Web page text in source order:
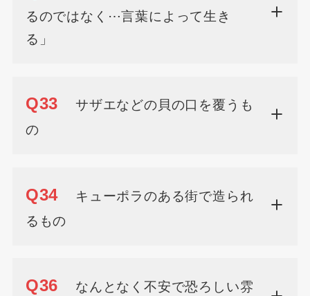
るのではなく⋯言葉によって生き
る」
Q33
サザエなどの貝の口を覆うも
の
Q34
キューポラのある街で造られ
るもの
Q36
なんとなく不安で恐ろしい雰